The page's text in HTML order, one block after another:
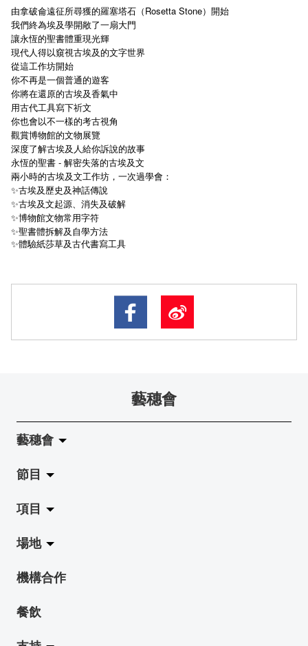
由拿破侖遠征所尋獲的羅塞塔石（Rosetta Stone）開始
我們終為埃及學開敞了一扇大門
讓永恆的聖書體重現光輝
現代人得以窺視古埃及的文字世界
從這工作坊開始
你不再是一個普通的遊客
你將在還原的古埃及香氣中
用古代工具寫下祈文
你也會以不一樣的考古視角
觀賞博物館的文物展覽
深度了解古埃及人給你訴說的故事
永恆的聖書 - 解密失落的古埃及文
兩小時的古埃及文工作坊，一次過學會：
✨古埃及歷史及神話傳說
✨古埃及文起源、消失及破解
✨博物館文物常用字符
✨聖書體拆解及自學方法
✨體驗紙莎草及古代書寫工具
藝穗會
藝穗會
關於藝穗會
藝穗會的演化
使命與宗旨
藝穗會架構
檔案庫
節目
拉闊
展覽
演出
活動
項目
Jazz-Go-Central, Jazz-Go-Fringe
LPL
2015-16 藝術場地資助計劃
場地
陳麗玲畫廊
奶庫
機構合作
餐飲